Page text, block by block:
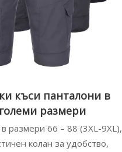
къси панталони в
големи размери
размери 66 – 88 (3XL-9XL),
колан за удобство,